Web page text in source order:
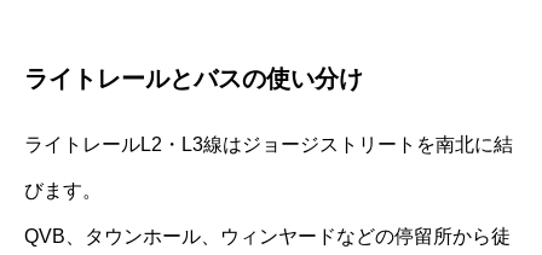
ライトレールとバスの使い分け
ライトレールL2・L3線はジョージストリートを南北に結
びます。
QVB、タウンホール、ウィンヤードなどの停留所から徒